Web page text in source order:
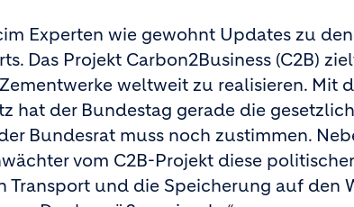
Experten wie gewohnt Updates zu
Das Projekt Carbon2Business (C2B)
weltweit zu realisieren. Mit
hat der Bundestag gerade die
Bundesrat muss noch zustimmen.
vom C2B-Projekt diese
Transport und die Speicherung auf den